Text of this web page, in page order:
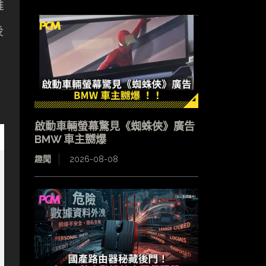
啟動車輛螢幕驚見《蜘蛛俠》廣告
BMW 車主嬲爆
趣聞 2026-08-08